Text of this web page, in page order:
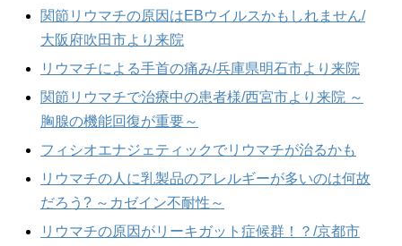
関節リウマチの原因はEBウイルスかもしれません/
大阪府吹田市より来院
リウマチによる手首の痛み/兵庫県明石市より来院
関節リウマチで治療中の患者様/西宮市より来院 ～
胸腺の機能回復が重要～
フィシオエナジェティックでリウマチが治るかも
リウマチの人に乳製品のアレルギーが多いのは何故
だろう? ～カゼイン不耐性～
リウマチの原因がリーキガット症候群！？/京都市